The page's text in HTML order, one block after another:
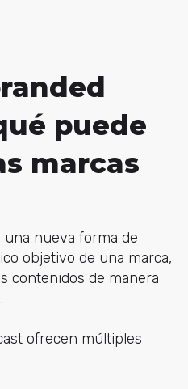
puede
marcas
una nueva forma de
objetivo de una marca,
contenidos de manera
ofrecen múltiples